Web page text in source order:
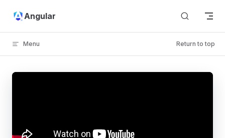
Skip to content
Angular
Menu Return to top